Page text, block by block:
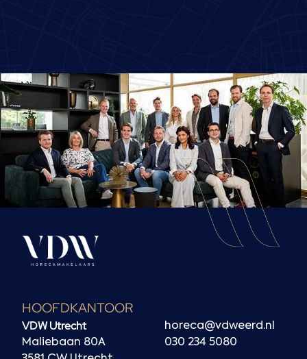
HOOFDKANTOOR
VDW Utrecht
Maliebaan 80A
horeca@vdweerd.nl
030 234 5080